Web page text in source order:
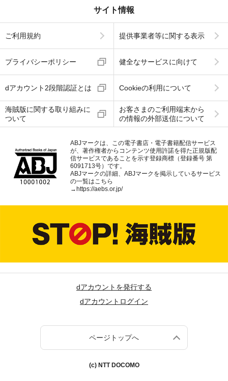
サイト情報
ご利用規約 提供事業者等に関する表示
プライバシーポリシー 健全なサービスに向けて
dアカウント2段階認証とは Cookieの利用について
海賊版に関する取り組みに
ついて
お客さまのご利用端末から
の情報の外部送信について
ABJマークは、この電子書店・電子書籍配信サービス
が、著作権者からコンテンツ使用許諾を得た正規版配
信サービスであることを示す登録商標（登録番号 第
6091713号）です。
ABJマークの詳細、ABJマークを掲示しているサービス
の一覧はこちら
→ https://aebs.or.jp/
dアカウントを発行する
dアカウントログイン
ページトップへ
(c) NTT DOCOMO